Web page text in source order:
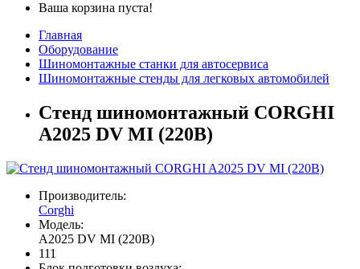
Ваша корзина пуста!
Главная
Оборудование
Шиномонтажные станки для автосервиса
Шиномонтажные стенды для легковых автомобилей
Стенд шиномонтажный CORGHI
A2025 DV MI (220B)
Производитель:
Corghi
Модель:
A2025 DV MI (220B)
111